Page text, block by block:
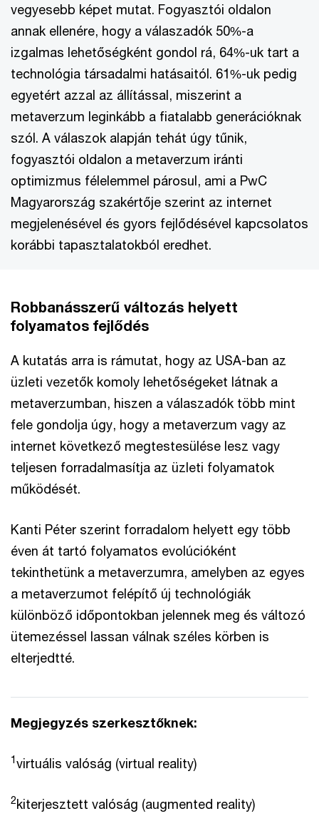
vegyesebb képet mutat. Fogyasztói oldalon
annak ellenére, hogy a válaszadók 50%-a
izgalmas lehetőségként gondol rá, 64%-uk tart a
technológia társadalmi hatásaitól. 61%-uk pedig
egyetért azzal az állítással, miszerint a
metaverzum leginkább a fiatalabb generációknak
szól. A válaszok alapján tehát úgy tűnik,
fogyasztói oldalon a metaverzum iránti
optimizmus félelemmel párosul, ami a PwC
Magyarország szakértője szerint az internet
megjelenésével és gyors fejlődésével kapcsolatos
korábbi tapasztalatokból eredhet.
Robbanásszerű változás helyett
folyamatos fejlődés
A kutatás arra is rámutat, hogy az USA-ban az
üzleti vezetők komoly lehetőségeket látnak a
metaverzumban, hiszen a válaszadók több mint
fele gondolja úgy, hogy a metaverzum vagy az
internet következő megtestesülése lesz vagy
teljesen forradalmasítja az üzleti folyamatok
működését.
Kanti Péter szerint forradalom helyett egy több
éven át tartó folyamatos evolúcióként
tekinthetünk a metaverzumra, amelyben az egyes
a metaverzumot felépítő új technológiák
különböző időpontokban jelennek meg és változó
ütemezéssel lassan válnak széles körben is
elterjedtté.
Megjegyzés szerkesztőknek:
1virtuális valóság (virtual reality)
2kiterjesztett valóság (augmented reality)